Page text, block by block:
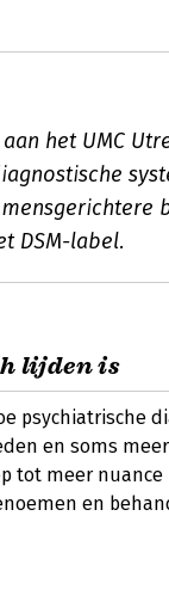
het UMC
DSM-label.
lijden is
psychiatrische
en soms
tot meer nuance
en